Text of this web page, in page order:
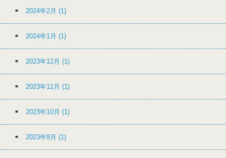
2024年2月 (1)
2024年1月 (1)
2023年12月 (1)
2023年11月 (1)
2023年10月 (1)
2023年9月 (1)